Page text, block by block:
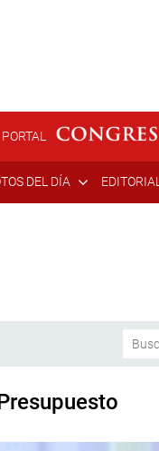
PORTAL
DEL DÍA EDITORIAL